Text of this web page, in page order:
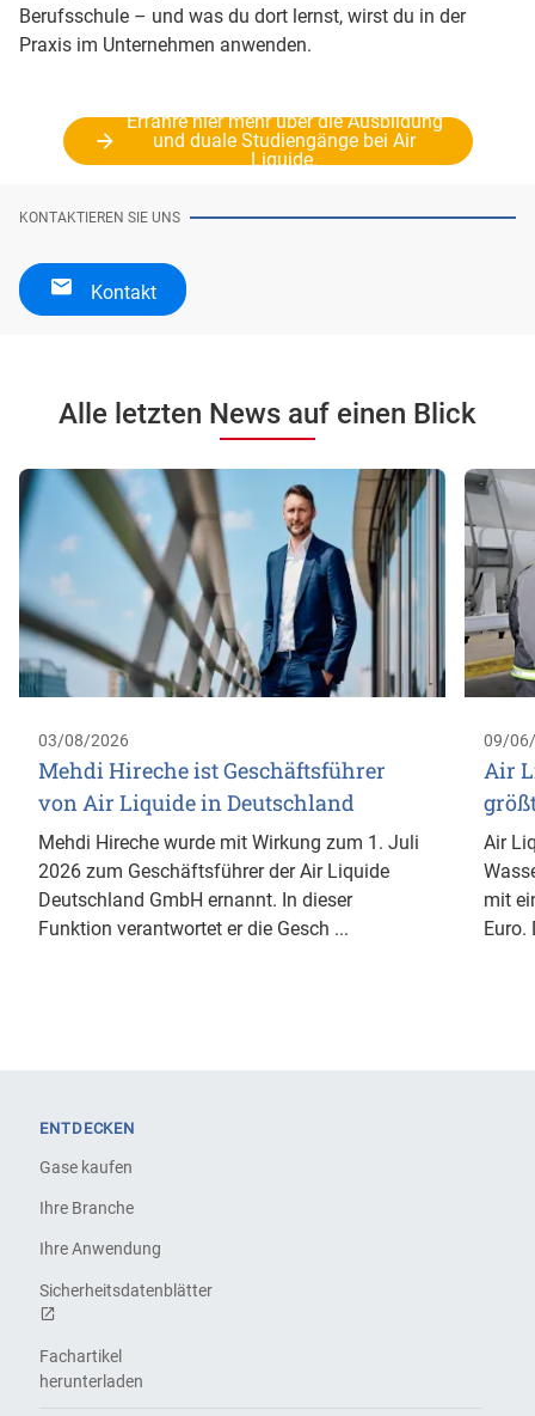
Berufsschule – und was du dort lernst, wirst du in der
Praxis im Unternehmen anwenden.
Erfahre hier mehr über die Ausbildung
und duale Studiengänge bei Air
Liquide.
KONTAKTIEREN SIE UNS
Kontakt
Alle letzten News auf einen Blick
03/08/2026
Mehdi Hireche ist Geschäftsführer
von Air Liquide in Deutschland
Mehdi Hireche wurde mit Wirkung zum 1. Juli
2026 zum Geschäftsführer der Air Liquide
Deutschland GmbH ernannt. In dieser
Funktion verantwortet er die Gesch ...
09/
Air
Air
mit
Euro.
ENTDECKEN
Gase kaufen
Ihre Branche
Ihre Anwendung
Sicherheitsdatenblätter
Fachartikel
herunterladen